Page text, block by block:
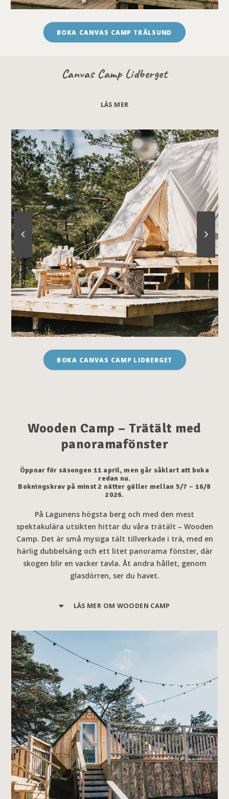
BOKA CANVAS CAMP TRÄLSUND
Canvas Camp Lidberget
LÄS MER
BOKA CANVAS CAMP LIDBERGET
Wooden Camp – Trätält med
panoramafönster
Öppnar för säsongen 11 april, men går såklart att boka
redan nu.
Bokningskrav på minst 2 nätter gäller mellan 5/7 – 16/8
2026.
På Lagunens högsta berg och med den mest
spektakulära utsikten hittar du våra trätält – Wooden
Camp. Det är små mysiga tält tillverkade i trä, med en
härlig dubbelsäng och ett litet panorama fönster, där
skogen blir en vacker tavla. Åt andra hållet, genom
glasdörren, ser du havet.
LÄS MER OM WOODEN CAMP